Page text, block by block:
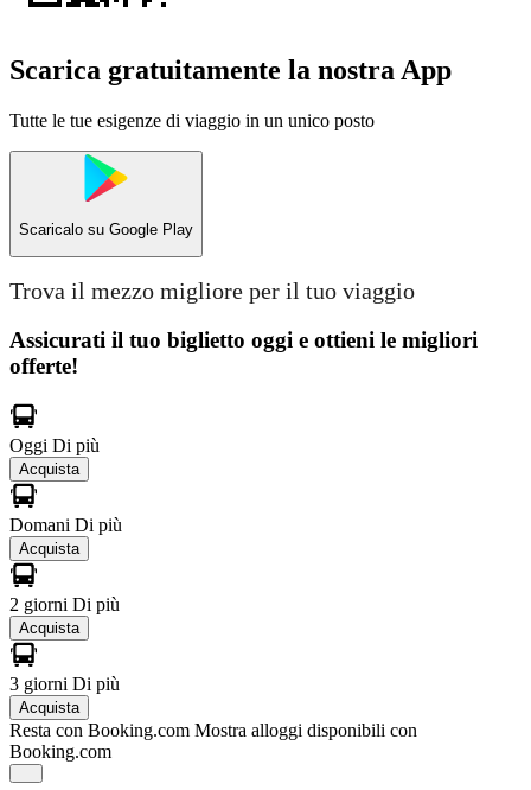
Scarica gratuitamente la nostra App
Tutte le tue esigenze di viaggio in un unico posto
Scaricalo su Google Play
Trova il mezzo migliore per il tuo viaggio
Assicurati il ​​tuo biglietto oggi e ottieni le migliori
offerte!
Oggi Di più
Acquista
Domani Di più
Acquista
2 giorni Di più
Acquista
3 giorni Di più
Acquista
Resta con Booking.com Mostra alloggi disponibili con
Booking.com